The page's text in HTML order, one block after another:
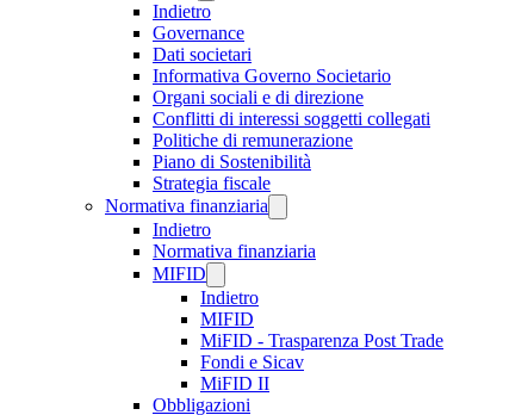
Indietro
Governance
Dati societari
Informativa Governo Societario
Organi sociali e di direzione
Conflitti di interessi soggetti collegati
Politiche di remunerazione
Piano di Sostenibilità
Strategia fiscale
Normativa finanziaria
Indietro
Normativa finanziaria
MIFID
Indietro
MIFID
MiFID - Trasparenza Post Trade
Fondi e Sicav
MiFID II
Obbligazioni